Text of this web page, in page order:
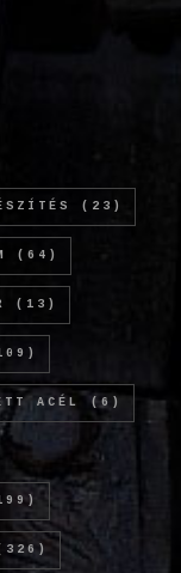
(23)
(64)
(13)
ACÉL (6)